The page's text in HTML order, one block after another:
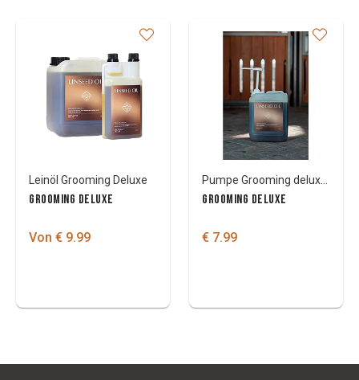
Leinöl Grooming Deluxe
GROOMING DELUXE
Von € 9.99
GROOMING DELUXE
€ 7.99